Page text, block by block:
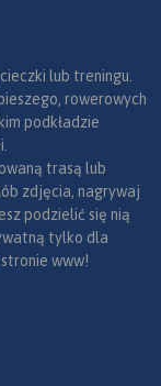
lub treningu.
rowerowych
podkładzie
trasą lub
zdjęcia, nagrywaj
podzielić się nią
tylko dla
www!